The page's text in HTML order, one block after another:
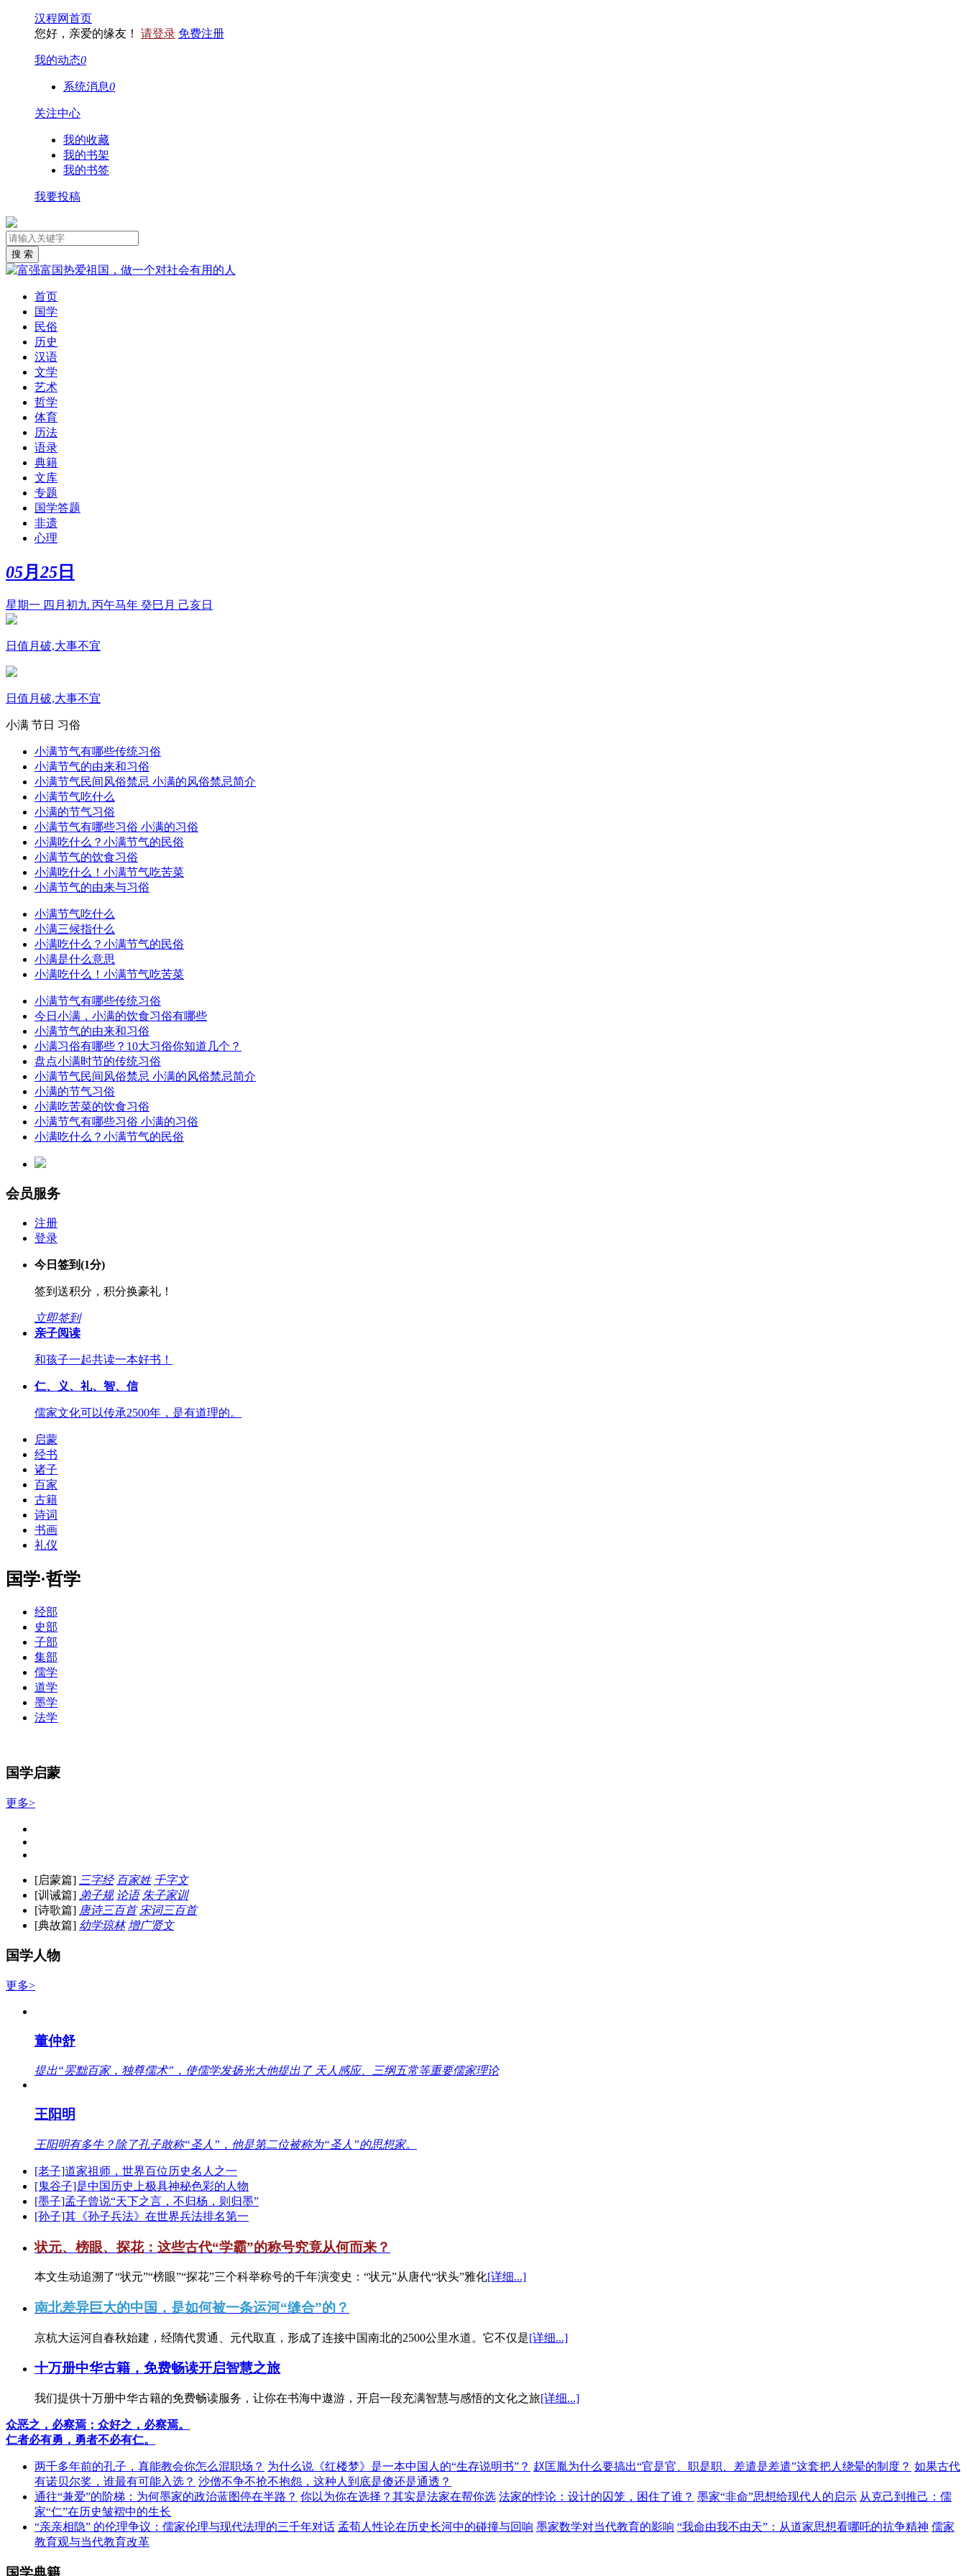
汉程网首页
您好，亲爱的缘友！ 请登录 免费注册
我的动态0
系统消息0
关注中心
我的收藏
我的书架
我的书签
我要投稿
首页
国学
民俗
历史
汉语
文学
艺术
哲学
体育
历法
语录
典籍
文库
专题
国学答题
非遗
心理
05月 25 日
星期一 四月初九 丙午马年 癸巳月 己亥日
日值月破,大事不宜
日值月破,大事不宜
小满 节日 习俗
小满节气有哪些传统习俗
小满节气的由来和习俗
小满节气民间风俗禁忌 小满的风俗禁忌简介
小满节气吃什么
小满的节气习俗
小满节气有哪些习俗 小满的习俗
小满吃什么？小满节气的民俗
小满节气的饮食习俗
小满吃什么！小满节气吃苦菜
小满节气的由来与习俗
小满节气吃什么
小满三候指什么
小满吃什么？小满节气的民俗
小满是什么意思
小满吃什么！小满节气吃苦菜
小满节气有哪些传统习俗
今日小满，小满的饮食习俗有哪些
小满节气的由来和习俗
小满习俗有哪些？10大习俗你知道几个？
盘点小满时节的传统习俗
小满节气民间风俗禁忌 小满的风俗禁忌简介
小满的节气习俗
小满吃苦菜的饮食习俗
小满节气有哪些习俗 小满的习俗
小满吃什么？小满节气的民俗
会员服务
注册
登录
今日签到(1分)
签到送积分，积分换豪礼！
立即签到
亲子阅读
和孩子一起共读一本好书！
仁、义、礼、智、信
儒家文化可以传承2500年，是有道理的。
启蒙
经书
诸子
百家
古籍
诗词
书画
礼仪
国学·哲学
经部
史部
子部
集部
儒学
道学
墨学
法学
国学启蒙
更多>
[启蒙篇] 三字经 百家姓 千字文
[训诫篇] 弟子规 论语 朱子家训
[诗歌篇] 唐诗三百首 宋词三百首
[典故篇] 幼学琼林 增广贤文
国学人物
更多>
董仲舒
提出“罢黜百家，独尊儒术”，使儒学发扬光大他提出了 天人感应、三纲五常等重要儒家理论
王阳明
王阳明有多牛？除了孔子敢称“圣人”，他是第二位被称为“圣人”的思想家。
[老子]道家祖师，世界百位历史名人之一
[鬼谷子]是中国历史上极具神秘色彩的人物
[墨子]孟子曾说“天下之言，不归杨，则归墨”
[孙子]其《孙子兵法》在世界兵法排名第一
状元、榜眼、探花：这些古代“学霸”的称号究竟从何而来？
本文生动追溯了“状元”“榜眼”“探花”三个科举称号的千年演变史：“状元”从唐代“状头”雅化[详细...]
南北差异巨大的中国，是如何被一条运河“缝合”的？
京杭大运河自春秋始建，经隋代贯通、元代取直，形成了连接中国南北的2500公里水道。它不仅是[详细...]
十万册中华古籍，免费畅读开启智慧之旅
我们提供十万册中华古籍的免费畅读服务，让你在书海中遨游，开启一段充满智慧与感悟的文化之旅[详细...]
众恶之，必察焉；众好之，必察焉。
仁者必有勇，勇者不必有仁。
两千多年前的孔子，真能教会你怎么混职场？ 为什么说《红楼梦》是一本中国人的“生存说明书”？ 赵匡胤为什么要搞出“官是官、职是职、差遣是差遣”这套把人绕晕的制度？ 如果古代
有诺贝尔奖，谁最有可能入选？ 沙僧不争不抢不抱怨，这种人到底是傻还是通透？
通往“兼爱”的阶梯：为何墨家的政治蓝图停在半路？ 你以为你在选择？其实是法家在帮你选 法家的悖论：设计的囚笼，困住了谁？ 墨家“非命”思想给现代人的启示 从克己到推己：儒
家“仁”在历史皱褶中的生长
“亲亲相隐” 的伦理争议：儒家伦理与现代法理的三千年对话 孟荀人性论在历史长河中的碰撞与回响 墨家数学对当代教育的影响 “我命由我不由天”：从道家思想看哪吒的抗争精神 儒家
教育观与当代教育改革
国学典籍